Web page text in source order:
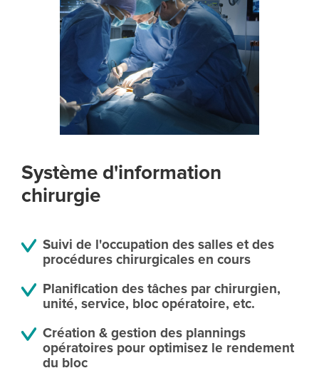
Système d'information
chirurgie
Suivi de l'occupation des salles et des
procédures chirurgicales en cours
Planification des tâches par chirurgien,
unité, service, bloc opératoire, etc.
Création & gestion des plannings
opératoires pour optimisez le rendement
du bloc